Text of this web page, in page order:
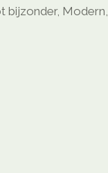
bijzonder, Modern,